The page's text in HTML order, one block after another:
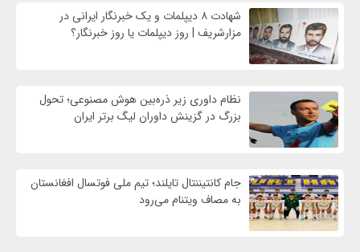
شهادت ۸ دیپلمات و یک خبرنگار ایرانی در
مزارشریف | روز دیپلمات یا روز خبرنگار؟
نظام داوری زیر ذره‌بین هوش مصنوعی؛ تحول
بزرگ در گزینش داوران لیگ برتر ایران
جام کانتیننتال تایلند؛ تیم ملی فوتسال افغانستان
به مصاف ویتنام می‌رود